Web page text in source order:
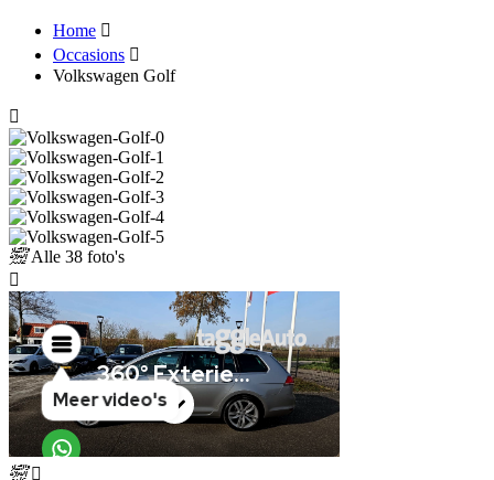
Home
Occasions
Volkswagen Golf
Alle 38 foto's